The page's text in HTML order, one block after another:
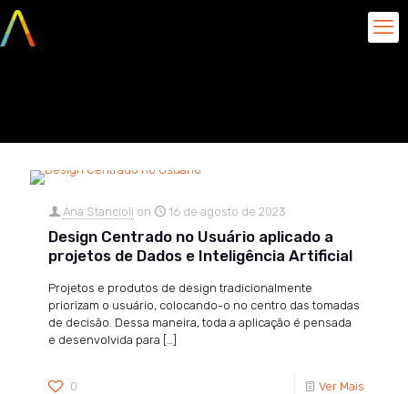
Ana Stancioli on 16 de agosto de 2023
Design Centrado no Usuário aplicado a
projetos de Dados e Inteligência Artificial
Projetos e produtos de design tradicionalmente
priorizam o usuário, colocando-o no centro das tomadas
de decisão. Dessa maneira, toda a aplicação é pensada
e desenvolvida para […]
0 Ver Mais